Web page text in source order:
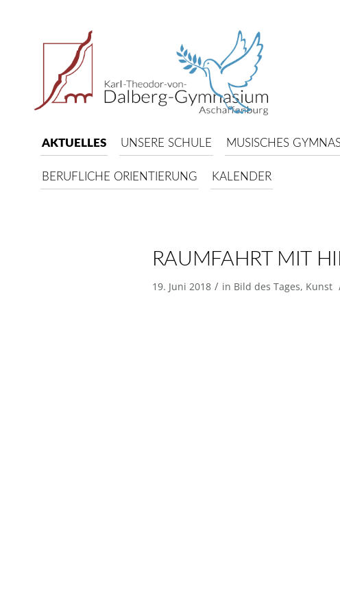
AKTUELLES UNSERE SCHULE MUSISCHES
BERUFLICHE ORIENTIERUNG KALENDER
RAUMFAHRT MIT
19. Juni 2018 / in Bild des Tages, Kunst